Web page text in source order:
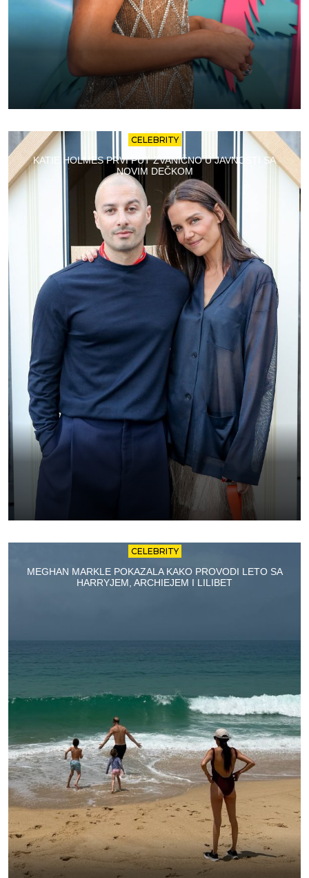
CELEBRITY
KATIE HOLMES PRVI PUT ZVANIČNO U JAVNOSTI SA
NOVIM DEČKOM
CELEBRITY
MEGHAN MARKLE POKAZALA KAKO PROVODI LETO SA
HARRYJEM, ARCHIEJEM I LILIBET